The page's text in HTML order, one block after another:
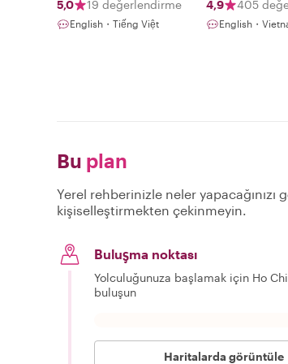
5,0 19 değerlendirme
English・Tiếng Việt
4,9 405
English・
Bu plan
Yerel rehberinizle neler
kişiselleştirmekten çekinmeyin.
Buluşma noktası
Yolculuğunuza başlamak için Ho
buluşun
Haritalarda görüntüle